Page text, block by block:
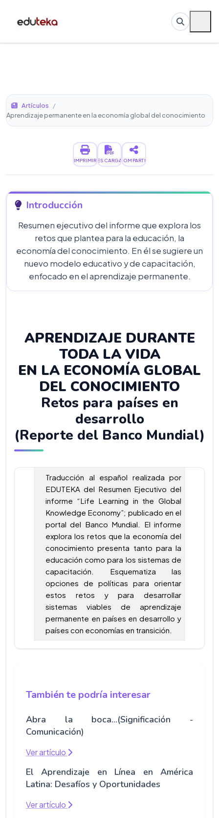
Artículos
/
Aprendizaje permanente en la economía global del conocimiento
IMPRIMIRDESCARGARCOMPARTIR
Introducción
Resumen ejecutivo del informe que explora los
retos que plantea para la educación, la
economía del conocimiento. En él se sugiere un
nuevo modelo educativo y de capacitación,
enfocado en el aprendizaje permanente.
APRENDIZAJE DURANTE
TODA LA VIDA
EN LA ECONOMÍA GLOBAL
DEL CONOCIMIENTO
Retos para países en
desarrollo
(Reporte del Banco Mundial)
Traducción al español realizada por
EDUTEKA del Resumen Ejecutivo del
informe “Life Learning in the Global
Knowledge Economy”; publicado en el
portal del Banco Mundial. El informe
explora los retos que la economía del
conocimiento presenta tanto para la
educación como para los sistemas de
capacitación. Esquematiza las
opciones de políticas para orientar
estos retos y para desarrollar
sistemas viables de aprendizaje
permanente en países en desarrollo y
países con economías en transición.
También te podría interesar
Abra la boca...(Significación -
Comunicación)
Ver artículo
El Aprendizaje en Línea en América
Latina: Desafíos y Oportunidades
Ver artículo